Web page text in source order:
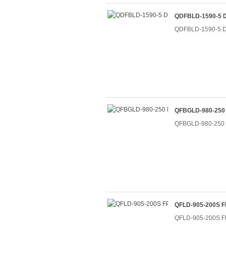
QDFBLD-1590-5
QDFBLD-1590-5
QFBGLD-980-
QFBGLD-980-
QFLD-905-200S
QFLD-905-200S